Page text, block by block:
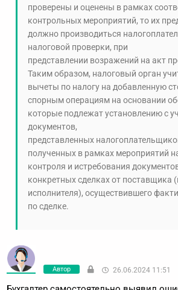
проверены и оценены в рамках
контрольных мероприятий, то их
должно производиться
налоговой проверки, при
представлении возражений на акт
Таким образом, налоговый орган
вычеты по налогу на добавленную
спорным операциям на основании
которые подлежат установлению с
документов,
представленных
полученных в рамках мероприятий
контроля и истребования
конкретных сделках от поставщика
исполнителя), осуществившего
по сделке.
Автор 26.06.2024 11:51